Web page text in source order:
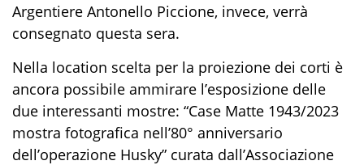
Argentiere Antonello Piccione, invece, verrà
consegnato questa sera.
Nella location scelta per la proiezione dei corti è
ancora possibile ammirare l’esposizione delle
due interessanti mostre: “Case Matte 1943/2023
mostra fotografica nell’80° anniversario
dell’operazione Husky” curata dall’Associazione